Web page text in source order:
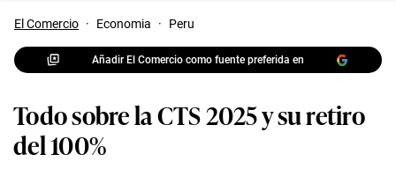
El Comercio · Economia · Peru
Añadir El Comercio como fuente preferida en
Todo sobre la CTS 2025 y su retiro
del 100%